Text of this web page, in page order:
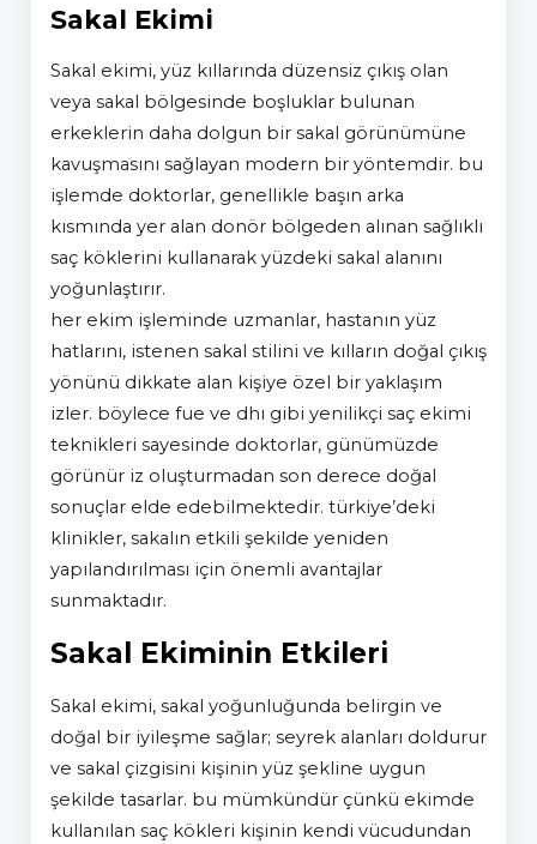
Sakal Ekimi
sakal ekimi, yüz kıllarında düzensiz çıkış olan
veya sakal bölgesinde boşluklar bulunan
erkeklerin daha dolgun bir sakal görünümüne
kavuşmasını sağlayan modern bir yöntemdir. bu
işlemde doktorlar, genellikle başın arka
kısmında yer alan donör bölgeden alınan sağlıklı
saç köklerini kullanarak yüzdeki sakal alanını
yoğunlaştırır.
her ekim işleminde uzmanlar, hastanın yüz
hatlarını, istenen sakal stilini ve kılların doğal çıkış
yönünü dikkate alan kişiye özel bir yaklaşım
izler. böylece fue ve dhi gibi yenilikçi saç ekimi
teknikleri sayesinde doktorlar, günümüzde
görünür iz oluşturmadan son derece doğal
sonuçlar elde edebilmektedir. türkiye’deki
klinikler, sakalın etkili şekilde yeniden
yapılandırılması için önemli avantajlar
sunmaktadır.
Sakal Ekiminin Etkileri
sakal ekimi, sakal yoğunluğunda belirgin ve
doğal bir iyileşme sağlar; seyrek alanları doldurur
ve sakal çizgisini kişinin yüz şekline uygun
şekilde tasarlar. bu mümkündür çünkü ekimde
kullanılan saç kökleri kişinin kendi vücudundan